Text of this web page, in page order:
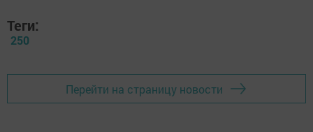
Теги:
250
Перейти на страницу новости